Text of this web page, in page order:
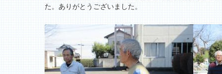
た。ありがとうございました。